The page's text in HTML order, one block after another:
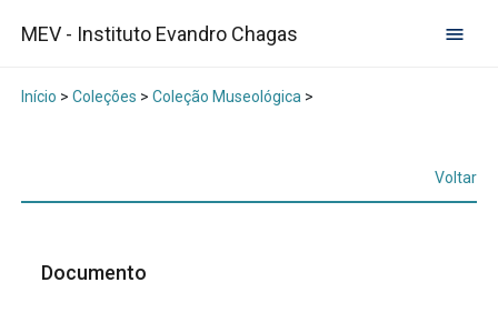
MEV - Instituto Evandro Chagas
Início > Coleções > Coleção Museológica >
Voltar
Documento